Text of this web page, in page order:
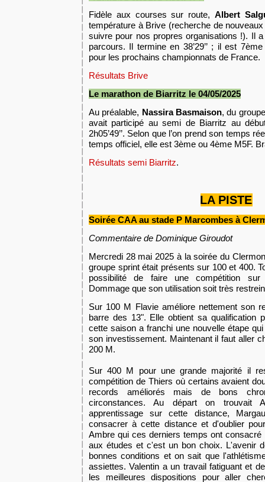
Fidèle aux courses sur route, Albert
température à Brive (recherche de
suivre pour nos propres organisations !). Il a
parcours. Il termine en 38’29’’ ; il est
pour les prochains championnats de France.
Résultats Brive
Le marathon de Biarritz le 04/05/2025
Au préalable, Nassira Basmaison, du
avait participé au semi de Biarritz au
2h05’49’’. Selon que l’on prend son temps
temps officiel, elle est 3ème ou 4ème M5F.
Résultats semi Biarritz.
LA PISTE
Soirée CAA au stade P Marcombes à
Commentaire de Dominique Giroudot
Mercredi 28 mai 2025 à la soirée du
groupe sprint était présents sur 100 et 400.
possibilité de faire une compétition sur
Dommage que son utilisation soit très
Sur 100 M Flavie améliore nettement son
barre des 13". Elle obtient sa qualification
cette saison a franchi une nouvelle étape
son investissement. Maintenant il faut aller
200 M.
Sur 400 M pour une grande majorité il
compétition de Thiers où certains avaient
records améliorés mais de bons
circonstances. Au départ on trouvait
apprentissage sur cette distance,
consacrer à cette distance et d'oublier
Ambre qui ces derniers temps ont consacré
aux études et c'est un bon choix. L'avenir
bonnes conditions et on sait que
assiettes. Valentin a un travail fatiguant et
les meilleures dispositions pour aller